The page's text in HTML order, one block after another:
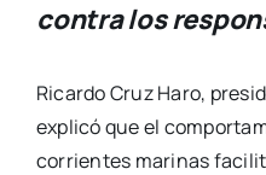
contra los
Ricardo Cruz Haro,
explicó que el
corrientes marinas